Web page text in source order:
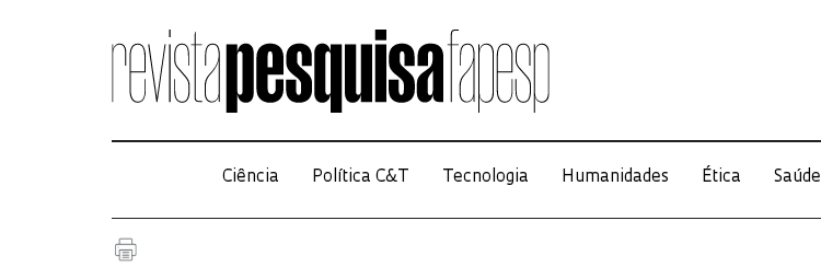
Ciência Política C&T Tecnologia Humanidades Ética Saúde